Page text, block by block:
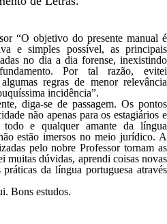
“O objetivo do presente manual é
e simples possível, as principais
no dia a dia forense, inexistindo
Por tal razão, evitei
regras de menor relevância
incidência”.
diga-se de passagem. Os pontos
não apenas para os estagiários e
todo e qualquer amante da língua
estão imersos no meio jurídico. A
pelo nobre Professor tornam as
muitas dúvidas, aprendi coisas novas
da língua portuguesa através
. Bons estudos.